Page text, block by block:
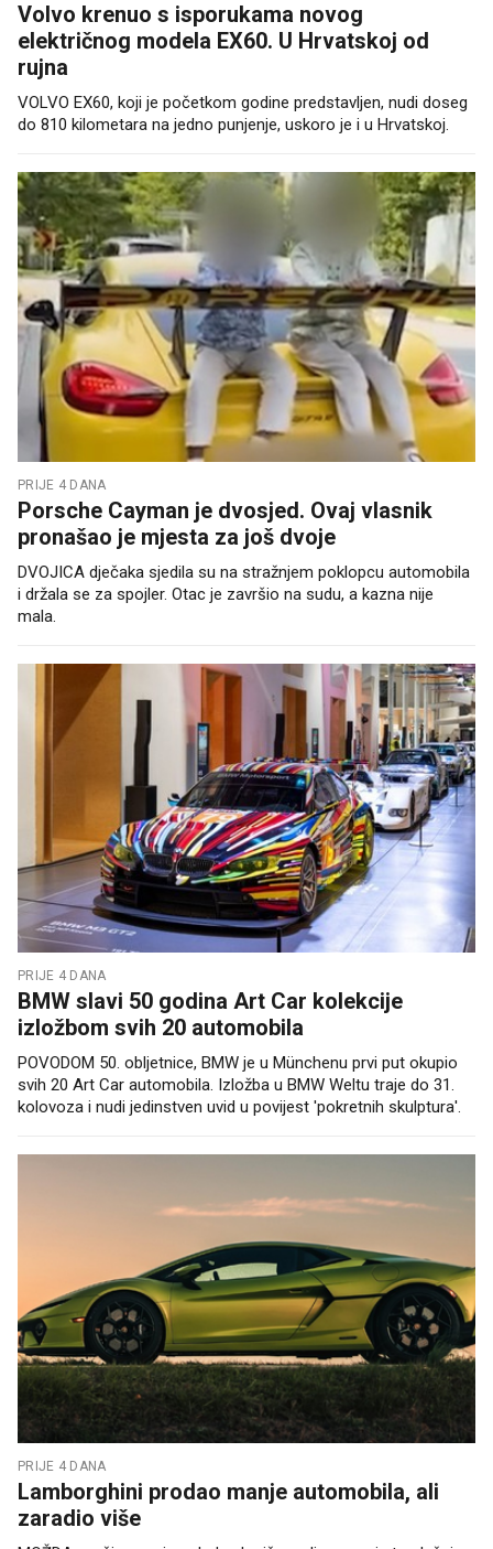
Volvo krenuo s isporukama novog
električnog modela EX60. U Hrvatskoj od
rujna
VOLVO EX60, koji je početkom godine predstavljen, nudi doseg
do 810 kilometara na jedno punjenje, uskoro je i u Hrvatskoj.
PRIJE 4 DANA
Porsche Cayman je dvosjed. Ovaj vlasnik
pronašao je mjesta za još dvoje
DVOJICA dječaka sjedila su na stražnjem poklopcu automobila
i držala se za spojler. Otac je završio na sudu, a kazna nije
mala.
PRIJE 4 DANA
BMW slavi 50 godina Art Car kolekcije
izložbom svih 20 automobila
POVODOM 50. obljetnice, BMW je u Münchenu prvi put okupio
svih 20 Art Car automobila. Izložba u BMW Weltu traje do 31.
kolovoza i nudi jedinstven uvid u povijest 'pokretnih skulptura'.
PRIJE 4 DANA
Lamborghini prodao manje automobila, ali
zaradio više